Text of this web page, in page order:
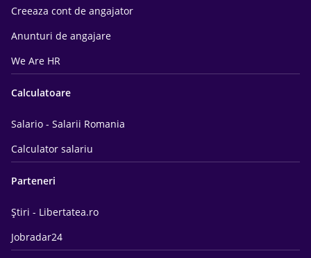
Creeaza cont de angajator
Anunturi de angajare
We Are HR
Calculatoare
Salario - Salarii Romania
Calculator salariu
Parteneri
Știri - Libertatea.ro
Jobradar24